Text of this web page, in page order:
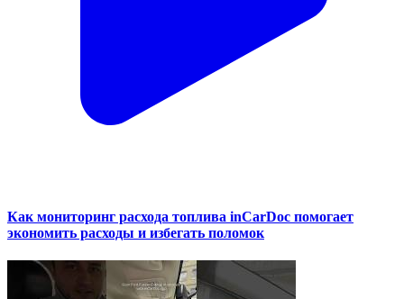
Как мониторинг расхода топлива inCarDoc помогает
экономить расходы и избегать поломок